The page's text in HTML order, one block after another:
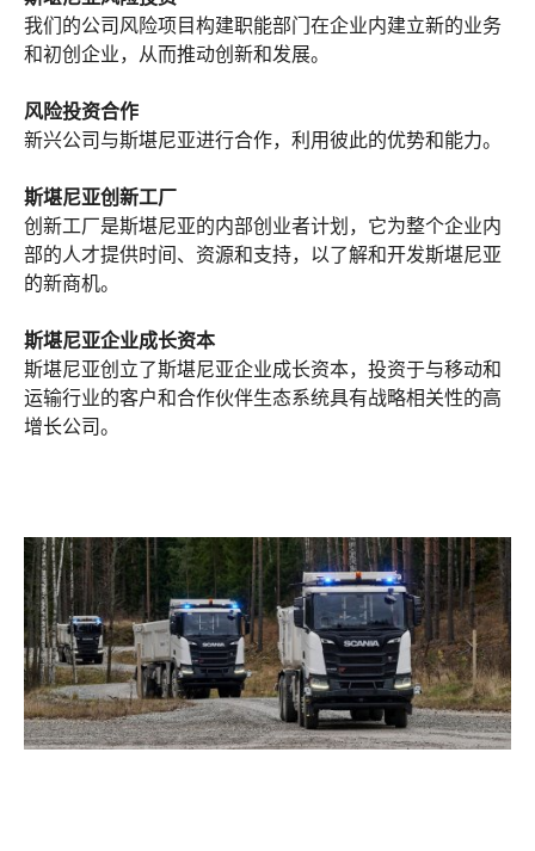
我们的公司风险项目构建职能部门在企业内建立新的业务
和初创企业，从而推动创新和发展。
风险投资合作
新兴公司与斯堪尼亚进行合作，利用彼此的优势和能力。
斯堪尼亚创新工厂
创新工厂是斯堪尼亚的内部创业者计划，它为整个企业内
部的人才提供时间、资源和支持，以了解和开发斯堪尼亚
的新商机。
斯堪尼亚企业成长资本
斯堪尼亚创立了斯堪尼亚企业成长资本，投资于与移动和
运输行业的客户和合作伙伴生态系统具有战略相关性的高
增长公司。